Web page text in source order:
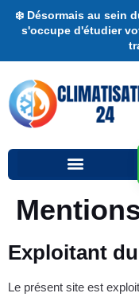
❄️ Désormais au sein
s'occupe d'étudier
Exploitant
Le présent site est